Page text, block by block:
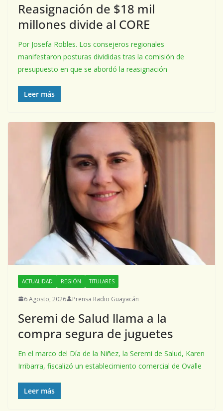
Reasignación de $18 mil
millones divide al CORE
Por Josefa Robles. Los consejeros regionales
manifestaron posturas divididas tras la comisión de
presupuesto en que se abordó la reasignación
Leer más
ACTUALIDAD REGIÓN TITULARES
6 Agosto, 2026 Prensa Radio Guayacán
Seremi de Salud llama a la
compra segura de juguetes
En el marco del Día de la Niñez, la Seremi de Salud, Karen
Irribarra, fiscalizó un establecimiento comercial de Ovalle
Leer más